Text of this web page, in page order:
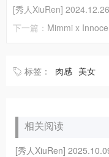
[秀人XiuRen]
下一篇： Mimmi x
标签： 肉感 美女
相关阅读
[秀人XiuRen]